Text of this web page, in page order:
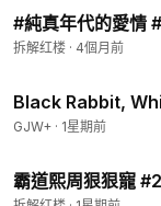
#純真年代的愛情
拆解红楼 · 4個月前
Black Rabbit,
GJW+ · 1星期前
霸道熙周狠狠寵